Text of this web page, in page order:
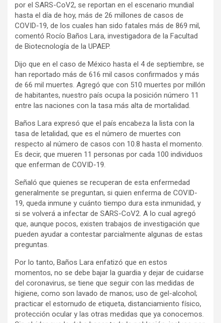
por el SARS-CoV2, se reportan en el escenario mundial
hasta el día de hoy, más de 26 millones de casos de
COVID-19, de los cuales han sido fatales más de 869 mil,
comentó Rocío Baños Lara, investigadora de la Facultad
de Biotecnología de la UPAEP.
Dijo que en el caso de México hasta el 4 de septiembre, se
han reportado más de 616 mil casos confirmados y más
de 66 mil muertes. Agregó que con 510 muertes por millón
de habitantes, nuestro país ocupa la posición número 11
entre las naciones con la tasa más alta de mortalidad.
Baños Lara expresó que el país encabeza la lista con la
tasa de letalidad, que es el número de muertes con
respecto al número de casos con 10.8 hasta el momento.
Es decir, que mueren 11 personas por cada 100 individuos
que enferman de COVID-19.
Señaló que quienes se recuperan de esta enfermedad
generalmente se preguntan, si quien enferma de COVID-
19, queda inmune y cuánto tiempo dura esta inmunidad, y
si se volverá a infectar de SARS-CoV2. A lo cual agregó
que, aunque pocos, existen trabajos de investigación que
pueden ayudar a contestar parcialmente algunas de estas
preguntas.
Por lo tanto, Baños Lara enfatizó que en estos
momentos, no se debe bajar la guardia y dejar de cuidarse
del coronavirus, se tiene que seguir con las medidas de
higiene, como son lavado de manos; uso de gel-alcohol;
practicar el estornudo de etiqueta, distanciamiento físico,
protección ocular y las otras medidas que ya conocemos.